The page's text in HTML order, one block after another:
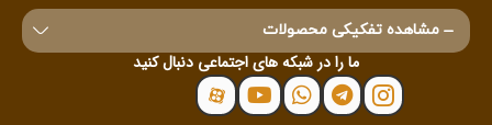
مشاهده تفکیکی محصولات
ما را در شبکه های اجتماعی دنبال کنید